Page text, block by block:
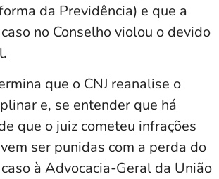
da Previdência) e que a
no Conselho violou o devido
que o CNJ reanalise o
e, se entender que há
que o juiz cometeu infrações
ser punidas com a perda do
à Advocacia-Geral da União